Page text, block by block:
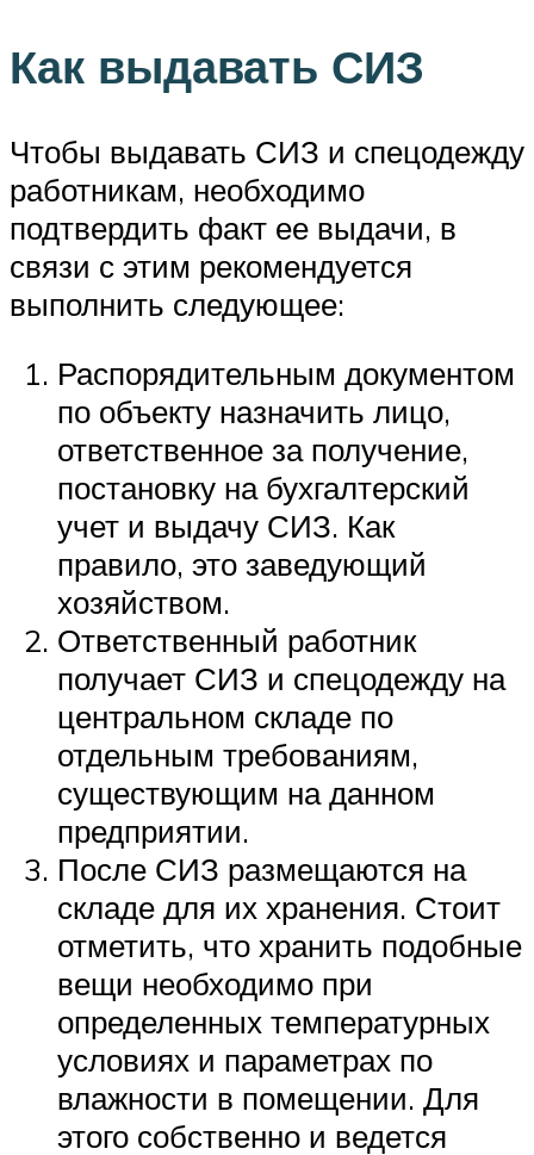
Как выдавать СИЗ
Чтобы выдавать СИЗ и спецодежду
работникам, необходимо
подтвердить факт ее выдачи, в
связи с этим рекомендуется
выполнить следующее:
Распорядительным документом
по объекту назначить лицо,
ответственное за получение,
постановку на бухгалтерский
учет и выдачу СИЗ. Как
правило, это заведующий
хозяйством.
Ответственный работник
получает СИЗ и спецодежду на
центральном складе по
отдельным требованиям,
существующим на данном
предприятии.
После СИЗ размещаются на
складе для их хранения. Стоит
отметить, что хранить подобные
вещи необходимо при
определенных температурных
условиях и параметрах по
влажности в помещении. Для
этого собственно и ведется